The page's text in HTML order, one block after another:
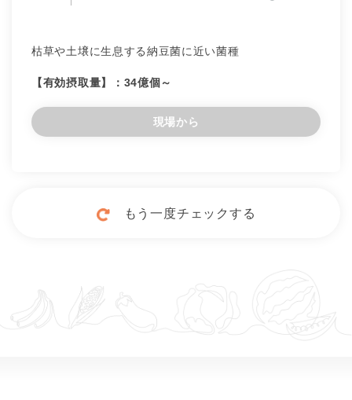
枯草や土壌に生息する納豆菌に近い菌種
【有効摂取量】：34億個～
現場から
もう一度チェックする